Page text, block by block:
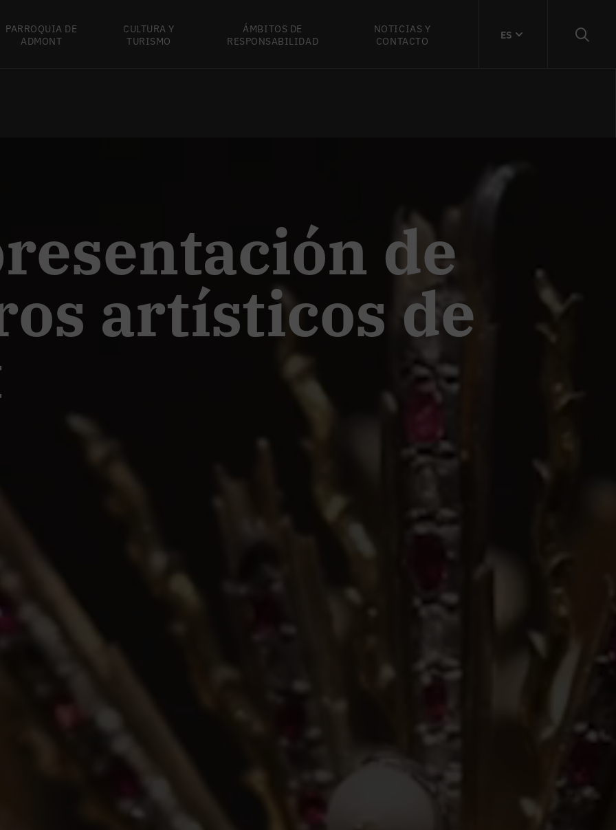
PARROQUIA DE
ADMONT
CULTURA Y
TURISMO
ÁMBITOS DE
RESPONSABILIDAD
NOTICIAS Y
CONTACTO
ES
de
artísticos de